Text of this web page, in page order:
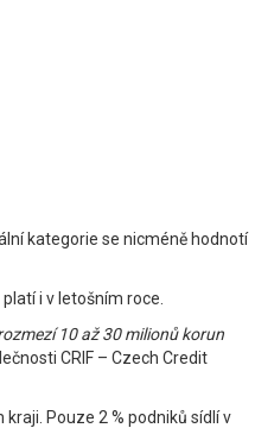
kategorie se nicméně hodnotí
i v letošním roce.
10 až 30 milionů korun
CRIF – Czech Credit
Pouze 2 % podniků sídlí v